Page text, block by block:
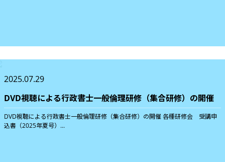
2025.07.29
DVD視聴による行政書士一般倫理研修（集合研修）の開催
DVD視聴による行政書士一般倫理研修（集合研修）の開催 各種研修会 受講申
込書（2025年夏号）...